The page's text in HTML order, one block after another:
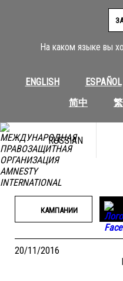
На каком языке вы
ENGLISH ESPAÑOL
简中
RUSSIAN
КАМПАНИИ
20/11/2016